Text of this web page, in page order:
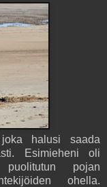
halusi saada
Esimieheni oli
pojan
ohella.